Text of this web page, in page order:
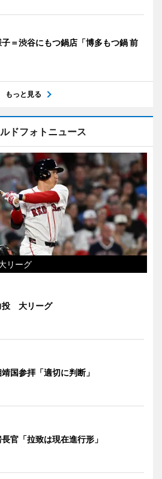
子＝渋谷にもつ鍋店「博多もつ鍋 前
もっと見る
ドフォトニュース
リーグ
投 大リーグ
国参拝「適切に判断」
官「拉致は現在進行形」